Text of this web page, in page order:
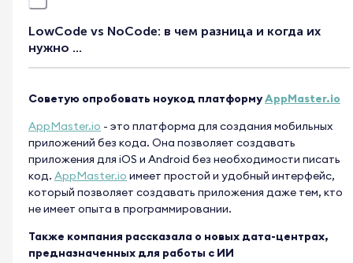
LowCode vs NoCode: в чем разница и когда их
нужно ...
Советую опробовать ноукод платформуAppMaster.io
AppMaster.io - это платформа для создания мобильных
приложений без кода. Она позволяет создавать
приложения для iOS и Android без необходимости писать
код. AppMaster.io имеет простой и удобный интерфейс,
который позволяет создавать приложения даже тем, кто
не имеет опыта в программировании.
Также компания рассказала о новых дата-центрах,
предназначенных для работы с ИИ